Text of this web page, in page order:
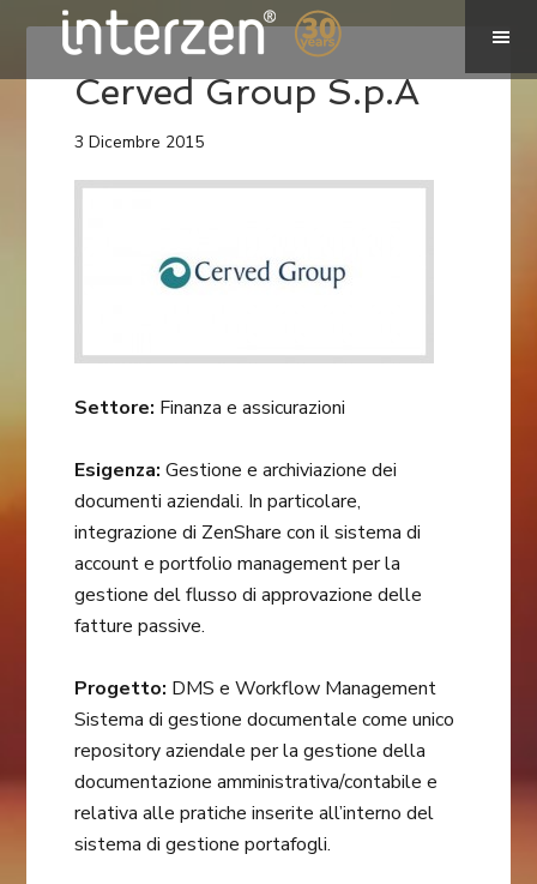
Cerved Group S.p.A
3 Dicembre 2015
Settore: Finanza e assicurazioni
Esigenza: Gestione e archiviazione dei
documenti aziendali. In particolare,
integrazione di ZenShare con il sistema di
account e portfolio management per la
gestione del flusso di approvazione delle
fatture passive.
Progetto: DMS e Workflow Management
Sistema di gestione documentale come unico
repository aziendale per la gestione della
documentazione amministrativa/contabile e
relativa alle pratiche inserite all’interno del
sistema di gestione portafogli.